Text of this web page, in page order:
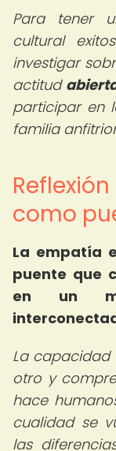
Para tener
cultural
investigar
actitud
participar en
familia
como
La empatía
puente que
en un
La capacidad
otro y
hace
cualidad se
las